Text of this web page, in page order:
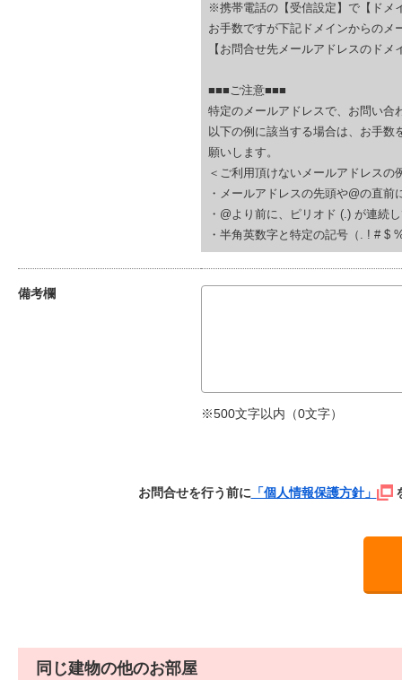
※携帯電話の【受信設定】で【ドメ
お手数ですが下記ドメインからのメ
【お問合せ先メールアドレスのドメ
■■■ご注意■■■
特定のメールアドレスで、お問い合
以下の例に該当する場合は、お手
願いします。
＜ご利用頂けないメールアドレスの
・メールアドレスの先頭や@の直
・@より前に、ピリオド (.) が連続
・半角英数字と特定の記号（. ! # $
備考欄
※500文字以内（0文字）
お問合せを行う前に「個人情報保護方針」
同じ建物の他のお部屋